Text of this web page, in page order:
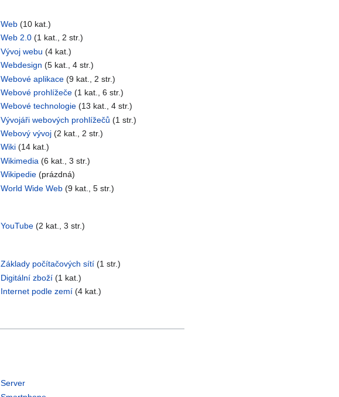
Web (10 kat.)
Web 2.0 (1 kat., 2 str.)
Vývoj webu (4 kat.)
Webdesign (5 kat., 4 str.)
Webové aplikace (9 kat., 2 str.)
Webové prohlížeče (1 kat., 6 str.)
Webové technologie (13 kat., 4 str.)
Vývojáři webových prohlížečů (1 str.)
Webový vývoj (2 kat., 2 str.)
Wiki (14 kat.)
Wikimedia (6 kat., 3 str.)
Wikipedie (prázdná)
World Wide Web (9 kat., 5 str.)
YouTube (2 kat., 3 str.)
Základy počítačových sítí (1 str.)
Digitální zboží (1 kat.)
Internet podle zemí (4 kat.)
Server